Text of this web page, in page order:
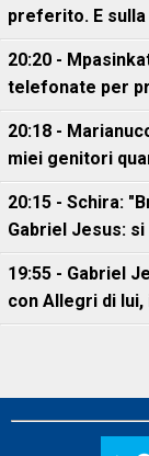
preferito. E sulla
20:20 -
telefonate per
20:18 -
miei genitori
20:15 - Schira:
Gabriel Jesus:
19:55 - Gabriel
con Allegri di lui,